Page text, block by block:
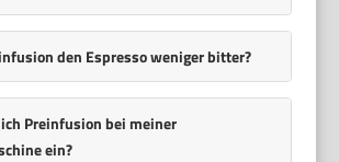
den Espresso weniger bitter?
Preinfusion bei meiner
ein?